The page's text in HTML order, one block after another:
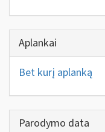
Aplankai
Bet kurį aplanką
Parodymo data